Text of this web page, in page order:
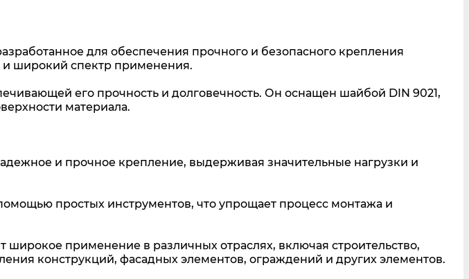
для обеспечения прочного и безопасного крепления
широкий спектр применения.
его прочность и долговечность. Он оснащен шайбой DIN 9021,
материала.
и прочное крепление, выдерживая значительные нагрузки и
простых инструментов, что упрощает процесс монтажа и
применение в различных отраслях, включая строительство,
конструкций, фасадных элементов, ограждений и других элементов.